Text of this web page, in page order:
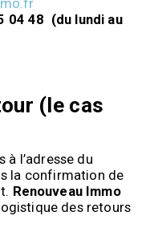
04 48 (du lundi au
(le cas
à l’adresse du
la confirmation de
Renouveau Immo
des retours